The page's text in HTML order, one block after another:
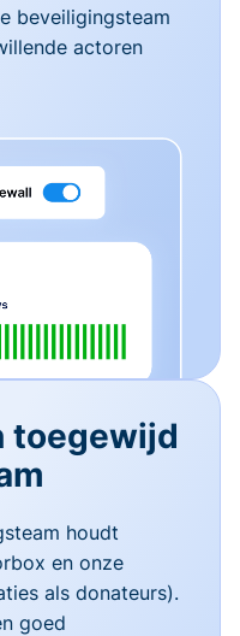
beveiligingsteam
actoren
toegewijd
houdt
en onze
als donateurs).
goed